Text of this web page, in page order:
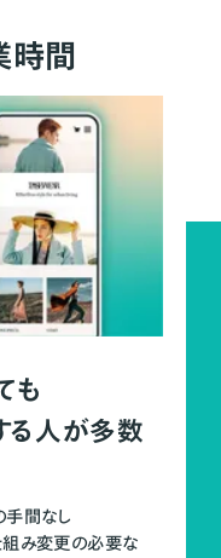
時間
も
る人が多数
手間なし
組み変更の必要な